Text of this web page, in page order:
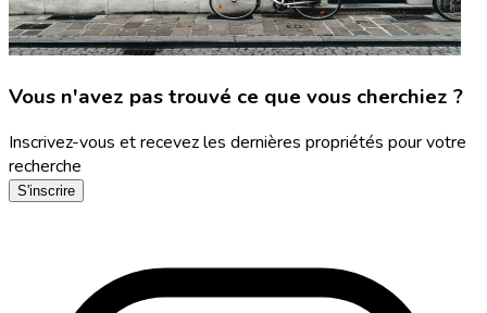
Vous n'avez pas trouvé ce que vous cherchiez ?
Inscrivez-vous et recevez les dernières propriétés pour votre
recherche
S'inscrire